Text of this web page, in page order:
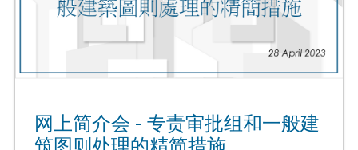
网上简介会 - 专责审批组和一般建